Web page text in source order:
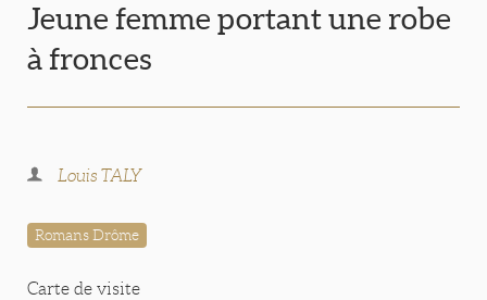
Jeune femme portant une robe
à fronces
Louis TALY
Romans Drôme
Carte de visite